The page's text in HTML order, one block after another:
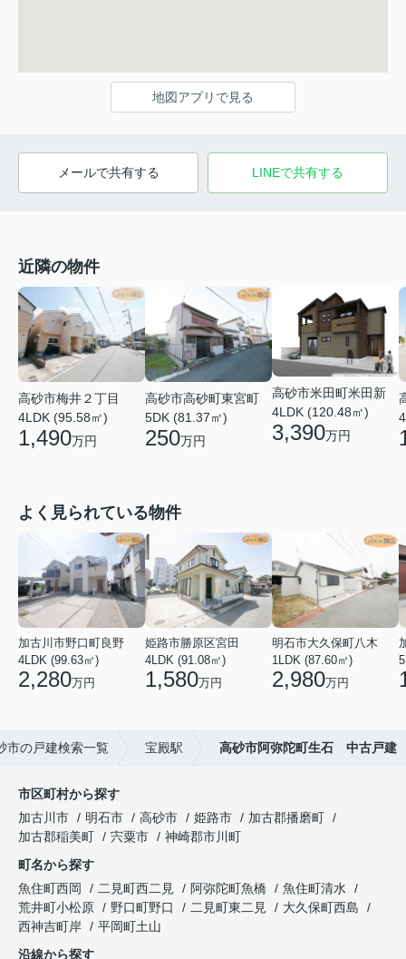
地図アプリで見る
メールで共有する LINEで共有する
近隣の物件
高砂市梅井２丁目
4LDK (95.58㎡)
1,490万円
高砂市高砂町東宮町
5DK (81.37㎡)
250万円
高砂市米田町米田新
4LDK (120.48㎡)
3,390万円
よく見られている物件
加古川市野口町良野
4LDK (99.63㎡)
2,280万円
姫路市勝原区宮田
4LDK (91.08㎡)
1,580万円
明石市大久保町八木
1LDK (87.60㎡)
2,980万円
市の戸建検索一覧 宝殿駅 高砂市阿弥陀町生石 中古戸建
市区町村から探す
加古川市
明石市 高砂市 姫路市
加古郡播磨町
加古郡稲美町
宍粟市
神崎郡市川町
町名から探す
魚住町西岡
二見町西二見 阿弥陀町魚橋
魚住町清水
荒井町小松原
野口町野口 二見町東二見
大久保町西島
西神吉町岸
平岡町土山
沿線から探す